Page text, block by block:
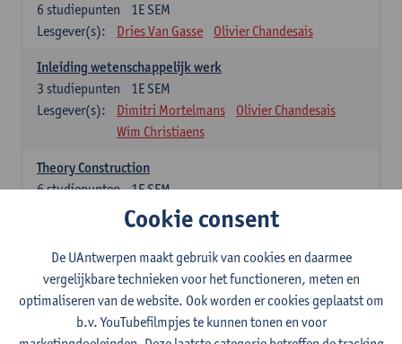
1E SEM
6 studiepunten
Lesgever(s):
Dries Van Gasse Olivier Chandesais
Inleiding wetenschappelijk werk
1E SEM
3 studiepunten
Lesgever(s):
Dimitri Mortelmans
Olivier Chandesais
Wim Christiaens
Theory Construction
1E SEM
6studiepunten
Reda Mahajar
Algemeen vormende opleidingsonderdelen (15
studiepunten)
Sociale ongelijkheid: klasse, gender, etniciteit
1E SEM
3
studiepunten
Cookie consent
De UAntwerpen maakt gebruik van cookies en daarmee
vergelijkbare technieken voor het functioneren, meten en
optimaliseren van de website. Ook worden er cookies geplaatst om
b.v. YouTubefilmpjes te kunnen tonen en voor